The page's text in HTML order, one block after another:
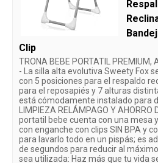
Clip
TRONA BEBE PORTATIL PREMIUM,
- La silla alta evolutiva Sweety Fox
con 5 posiciones para el respaldo
para el reposapiés y 7 alturas
está cómodamente instalado para
LIMPIEZA RELÁMPAGO Y AHORRO
portatil bebe cuenta con una mesa
con enganche con clips SIN BPA y
para lavarlo todo en un pispás; es
de segundos para reducir al
sea utilizada: Haz más que tu vida